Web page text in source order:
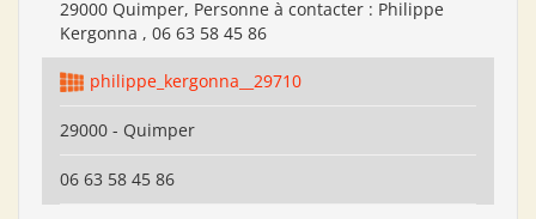
29000 Quimper, Personne à contacter : Philippe
Kergonna , 06 63 58 45 86
philippe_kergonna__29710
29000 - Quimper
06 63 58 45 86